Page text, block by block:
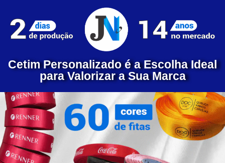
Cetim Personalizado é a Escolha Ideal
para Valorizar a Sua Marca